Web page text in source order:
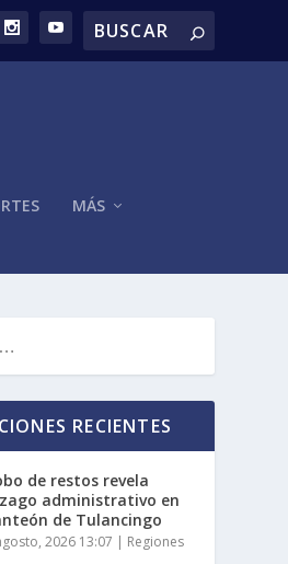
MÁS
RECIENTES
de restos revela
administrativo en
de Tulancingo
2026 13:07 | Regiones